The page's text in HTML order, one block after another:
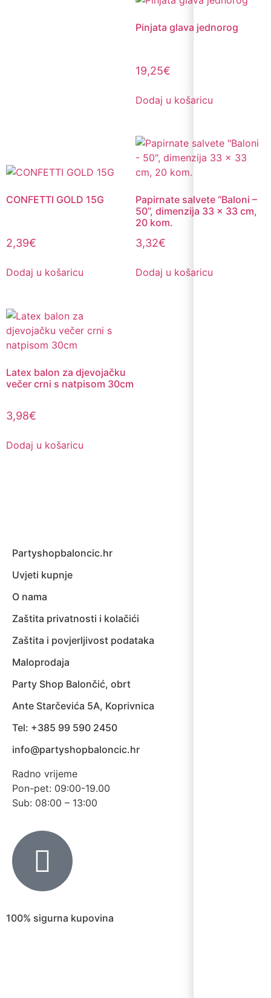
Pinjata glava jednorog
19,25€
Dodaj u košaricu
CONFETTI GOLD 15G
2,39€
Dodaj u košaricu
Papirnate salvete “Baloni –
50”, dimenzija 33 x 33 cm,
20 kom.
3,32€
Dodaj u košaricu
Latex balon za djevojačku
večer crni s natpisom 30cm
3,98€
Dodaj u košaricu
Partyshopbaloncic.hr
Uvjeti kupnje
O nama
Zaštita privatnosti i kolačići
Zaštita i povjerljivost podataka
Maloprodaja
Party Shop Balončić, obrt
Ante Starčevića 5A, Koprivnica
Tel: +385 99 590 2450
info@partyshopbaloncic.hr
Radno vrijeme
Pon-pet: 09:00-19.00
Sub: 08:00 – 13:00
100% sigurna kupovina